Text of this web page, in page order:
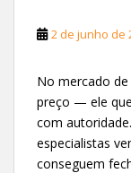
2 de junho de
No mercado
preço — ele
com
especialistas
conseguem